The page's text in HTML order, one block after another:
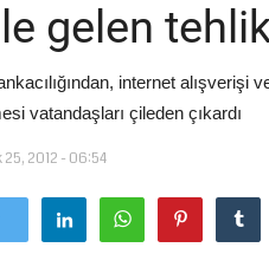
gelen
internet alışverişi
vatandaşları çileden çıkardı
2012 - 06:54